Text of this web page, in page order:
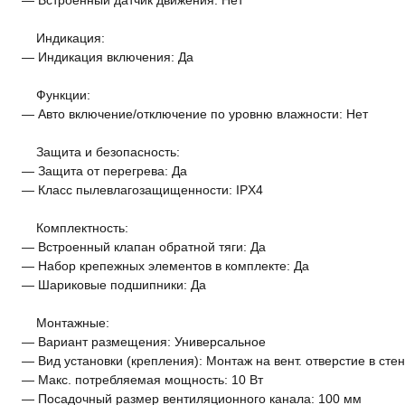
Индикация:
— Индикация включения: Да
Функции:
— Авто включение/отключение по уровню влажности: Нет
Защита и безопасность:
— Защита от перегрева: Да
— Класс пылевлагозащищенности: IPX4
Комплектность:
— Встроенный клапан обратной тяги: Да
— Набор крепежных элементов в комплекте: Да
— Шариковые подшипники: Да
Монтажные:
— Вариант размещения: Универсальное
— Вид установки (крепления): Монтаж на вент. отверстие в
— Макс. потребляемая мощность: 10 Вт
— Посадочный размер вентиляционного канала: 100 мм